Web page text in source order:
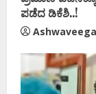
ಪಡೆದ ಡಿಕೆಶಿ..!
Ashwaveega